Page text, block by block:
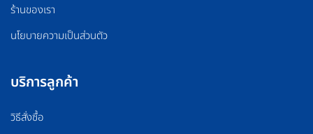
ร้านของเรา
นโยบายความเป็นส่วนตัว
บริการลูกค้า
วิธีสั่งซื้อ